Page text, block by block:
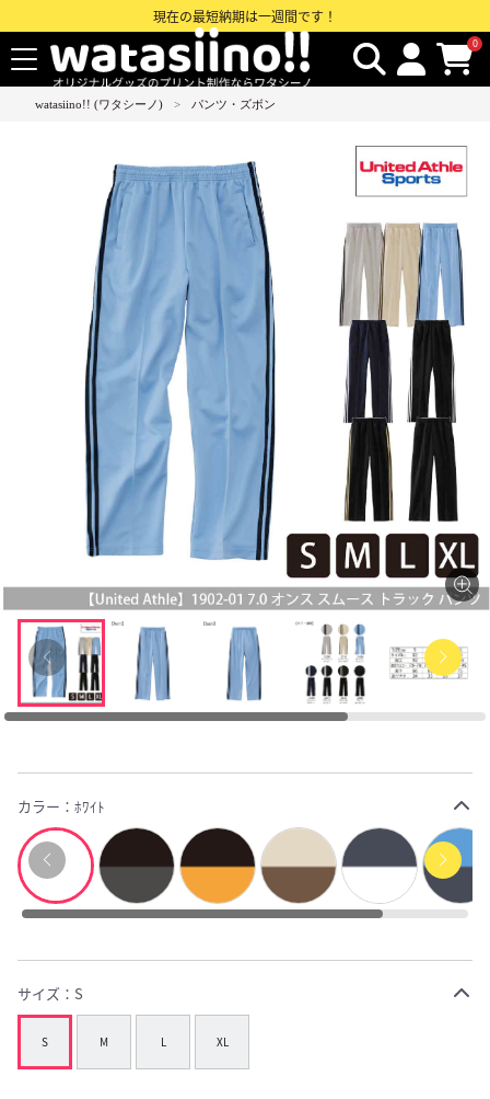
現在の最短納期は一週間です！
0
watasiino!! (ワタシーノ) パンツ・ズボン
カラー： ﾎﾜｲﾄ
サイズ： S
S M L XL